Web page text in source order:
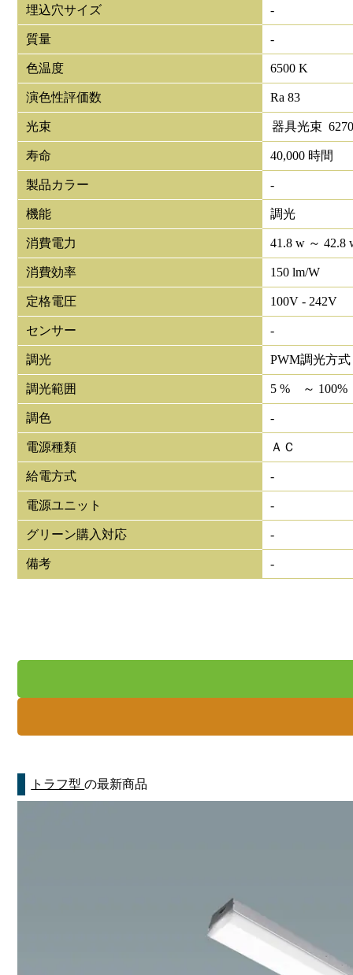
埋込穴サイズ -
質量 -
色温度 6500 K
演色性評価数 Ra 83
光束 器具光束
寿命 40,000 時間
製品カラー -
機能 調光
消費電力 41.8 w ～ 42.8
消費効率 150 lm/W
定格電圧 100V - 242V
センサー -
調光 PWM調光方式
調光範囲 5 % ～ 100%
調色 -
電源種類 ＡＣ
給電方式 -
電源ユニット -
グリーン購入対応 -
備考 -
トラフ型の最新商品